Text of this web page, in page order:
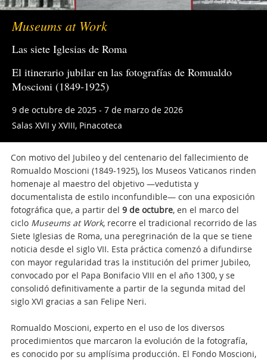
Museums at Work
Las siete Iglesias de Roma
El itinerario jubilar en las fotografías de Romualdo
Moscioni (1849-1925)
9 de octubre de 2025 - 7 de marzo de 2026
Salas XVII y XVIII, Pinacoteca
Con motivo del Jubileo y del centenario del fallecimiento de
Romualdo Moscioni (1849-1925), los Museos Vaticanos rinden
homenaje al maestro del objetivo —vedutista y
documentalista de estilo inconfundible— con una exposición
fotográfica que, a partir del 9 de octubre, en el marco del
ciclo Museums at Work, recorre el tradicional recorrido de las
Siete Iglesias de Roma, una peregrinación de la que se tiene
noticia desde el siglo VII. Esta práctica comenzó a difundirse
con mayor regularidad tras la institución del primer Jubileo,
convocado por el Papa Bonifacio VIII en el año 1300, y se
consolidó definitivamente a partir de la segunda mitad del
siglo XVI gracias a san Felipe Neri.
Romualdo Moscioni, experto en el uso de los diversos
procedimientos que marcaron la evolución de la fotografía,
es conocido por su amplísima producción. El Fondo Moscioni,